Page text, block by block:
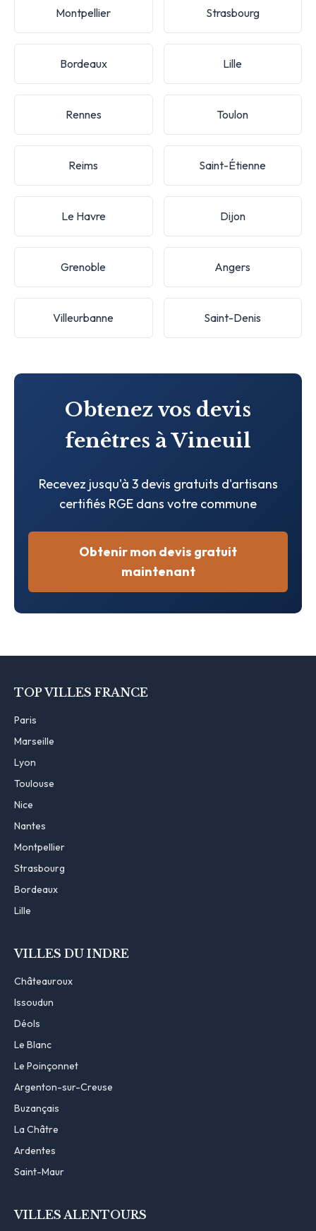
Montpellier Strasbourg
Bordeaux Lille
Rennes Toulon
Reims Saint-Étienne
Le Havre Dijon
Grenoble Angers
Villeurbanne Saint-Denis
Obtenez vos devis
fenêtres à Vineuil
Recevez jusqu'à 3 devis gratuits d'artisans
certifiés RGE dans votre commune
Obtenir mon devis gratuit
maintenant
TOP VILLES FRANCE
Paris
Marseille
Lyon
Toulouse
Nice
Nantes
Montpellier
Strasbourg
Bordeaux
Lille
VILLES DU INDRE
Châteauroux
Issoudun
Déols
Le Blanc
Le Poinçonnet
Argenton-sur-Creuse
Buzançais
La Châtre
Ardentes
Saint-Maur
VILLES ALENTOURS